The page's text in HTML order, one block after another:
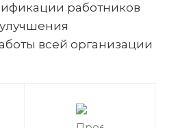
работников
всей организации